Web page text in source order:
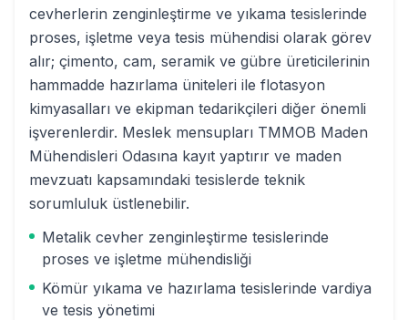
cevherlerin zenginleştirme ve yıkama tesislerinde
proses, işletme veya tesis mühendisi olarak görev
alır; çimento, cam, seramik ve gübre üreticilerinin
hammadde hazırlama üniteleri ile flotasyon
kimyasalları ve ekipman tedarikçileri diğer önemli
işverenlerdir. Meslek mensupları TMMOB Maden
Mühendisleri Odasına kayıt yaptırır ve maden
mevzuatı kapsamındaki tesislerde teknik
sorumluluk üstlenebilir.
Metalik cevher zenginleştirme tesislerinde
proses ve işletme mühendisliği
Kömür yıkama ve hazırlama tesislerinde vardiya
ve tesis yönetimi